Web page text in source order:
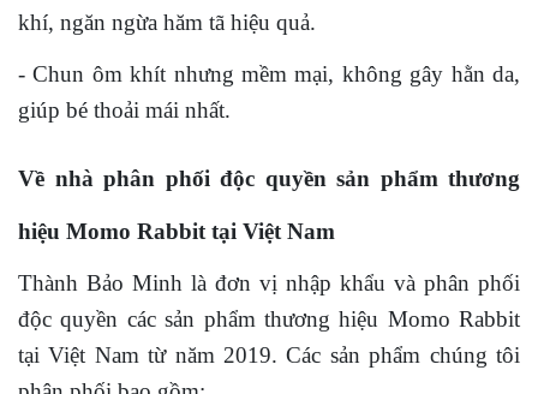
khí, ngăn ngừa hăm tã hiệu quả.
- Chun ôm khít nhưng mềm mại, không gây hằn da,
giúp bé thoải mái nhất.
Về nhà phân phối độc quyền sản phẩm thương
hiệu Momo Rabbit tại Việt Nam
Thành Bảo Minh là đơn vị nhập khẩu và phân phối
độc quyền các sản phẩm thương hiệu Momo Rabbit
tại Việt Nam từ năm 2019. Các sản phẩm chúng tôi